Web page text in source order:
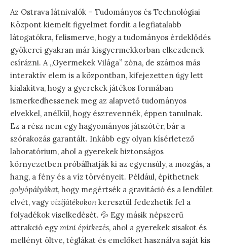
Az Ostrava látnivalók – Tudományos és Technológiai
Központ kiemelt figyelmet fordít a legfiatalabb
látogatókra, felismerve, hogy a tudományos érdeklődés
gyökerei gyakran már kisgyermekkorban elkezdenek
csírázni. A „Gyermekek Világa” zóna, de számos más
interaktív elem is a központban, kifejezetten úgy lett
kialakítva, hogy a gyerekek játékos formában
ismerkedhessenek meg az alapvető tudományos
elvekkel, anélkül, hogy észrevennék, éppen tanulnak.
Ez a rész nem egy hagyományos játszótér, bár a
szórakozás garantált. Inkább egy olyan kísérletező
laboratórium, ahol a gyerekek biztonságos
környezetben próbálhatják ki az egyensúly, a mozgás, a
hang, a fény és a víz törvényeit. Például, építhetnek
golyópályákat, hogy megértsék a gravitáció és a lendület
elvét, vagy vízijátékokon keresztül fedezhetik fel a
folyadékok viselkedését. 💦 Egy másik népszerű
attrakció egy mini építkezés, ahol a gyerekek sisakot és
mellényt öltve, téglákat és emelőket használva saját kis